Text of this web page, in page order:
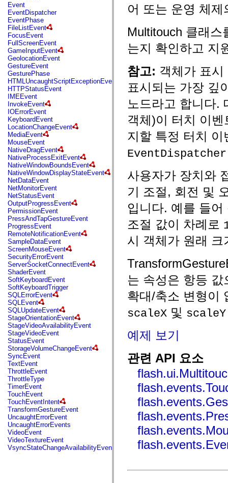
flash.html
flash.media
flash.net
flash.net.dns
flash.net.drm
flash.notifications
flash.permissions
flash.printing
flash.profiler
flash.sampler
flash.security
flash.sensors
flash.system
flash.text
flash.text.engine
flash.text.ime
flash.ui
flash.utils
flash.xml
flashx.textLayout
flashx.textLayout.compose
flashx.textLayout.container
flashx.textLayout.conversion
flashx.textLayout.edit
flashx.textLayout.elements
flashx.textLayout.events
flashx.textLayout.factory
flashx.textLayout.formats
flashx.textLayout.operations
flashx.textLayout.utils
flashx.undo
mx.accessibility
mx.automation
mx.automation.air
mx.automation.delegates
mx.automation.delegates.advancedDataGrid
mx.automation.delegates.charts
mx.automation.delegates.containers
mx.automation.delegates.controls
mx.automation.delegates.controls.dataGridClasses
mx.automation.delegates.controls.fileSystemClasses
mx.automation.delegates.core
mx.automation.delegates.flashflexkit
mx.automation.events
mx.binding
mx.binding.utils
mx.charts
mx.charts.chartClasses
mx.charts.effects
mx.charts.effects.effectClasses
mx.charts.events
mx.charts.renderers
mx.charts.series
mx.charts.series.items
mx.charts.series.renderData
mx.charts.styles
mx.collections
mx.collections.errors
mx.containers
Event
EventDispatcher
EventPhase
FileListEvent
FocusEvent
FullScreenEvent
GameInputEvent
GeolocationEvent
GestureEvent
GesturePhase
HTMLUncaughtScriptExceptionEvent
HTTPStatusEvent
IMEEvent
InvokeEvent
IOErrorEvent
KeyboardEvent
LocationChangeEvent
MediaEvent
MouseEvent
NativeDragEvent
NativeProcessExitEvent
NativeWindowBoundsEvent
NativeWindowDisplayStateEvent
NetDataEvent
NetMonitorEvent
NetStatusEvent
OutputProgressEvent
PermissionEvent
PressAndTapGestureEvent
ProgressEvent
RemoteNotificationEvent
SampleDataEvent
ScreenMouseEvent
SecurityErrorEvent
ServerSocketConnectEvent
ShaderEvent
SoftKeyboardEvent
SoftKeyboardTrigger
SQLErrorEvent
SQLEvent
SQLUpdateEvent
StageOrientationEvent
StageVideoAvailabilityEvent
StageVideoEvent
StatusEvent
StorageVolumeChangeEvent
SyncEvent
TextEvent
ThrottleEvent
ThrottleType
TimerEvent
TouchEvent
TouchEventIntent
TransformGestureEvent
UncaughtErrorEvent
UncaughtErrorEvents
VideoEvent
VideoTextureEvent
VsyncStateChangeAvailabilityEvent
어 또는 운영 체
Multitouch 클래
는지 확인하고 지
참고: 객체가 표
표시되는 가장 깊
노드라고 합니다.
객체)이 터치 이
지할 특정 터치
사용자가 장치와
기 조절, 회전 및
입니다. 예를 들
조절 값이 차례로
시 객체가 원래
는 속성은 항등
확대/축소 변형이
scaleX 및 scaleY
예제 보기
관련 API 요소